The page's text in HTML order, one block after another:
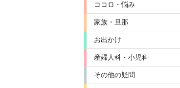
ココロ・悩み
家族・旦那
お出かけ
産婦人科・小児科
その他の疑問